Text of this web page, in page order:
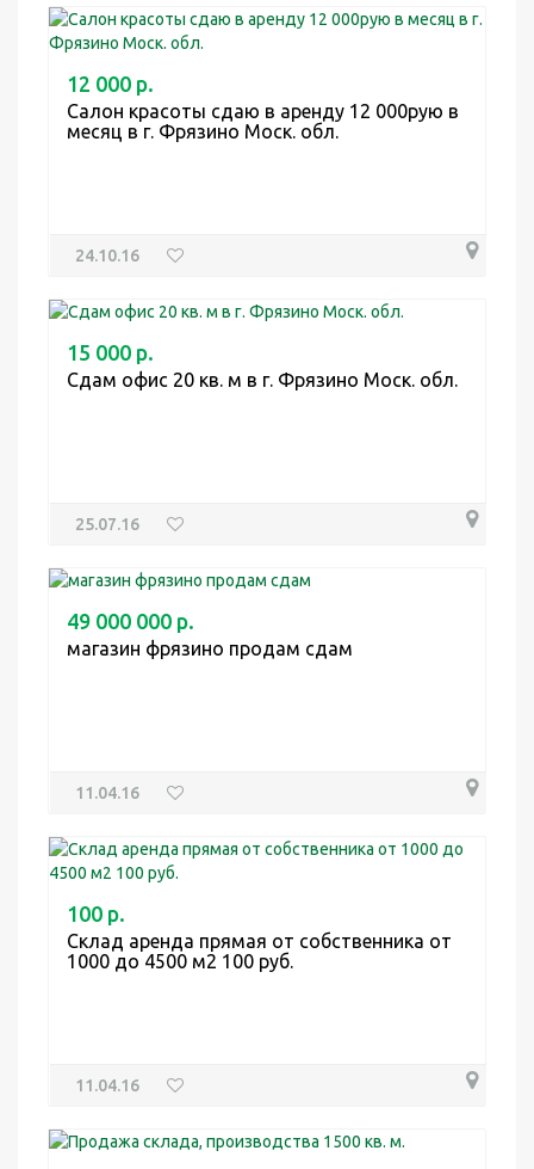
12 000 р.
Салон красоты сдаю в аренду 12 000рую в
месяц в г. Фрязино Моск. обл.
24.10.16
15 000 р.
Сдам офис 20 кв. м в г. Фрязино Моск. обл.
25.07.16
49 000 000 р.
магазин фрязино продам сдам
11.04.16
100 р.
Склад аренда прямая от собственника от
1000 до 4500 м2 100 руб.
11.04.16